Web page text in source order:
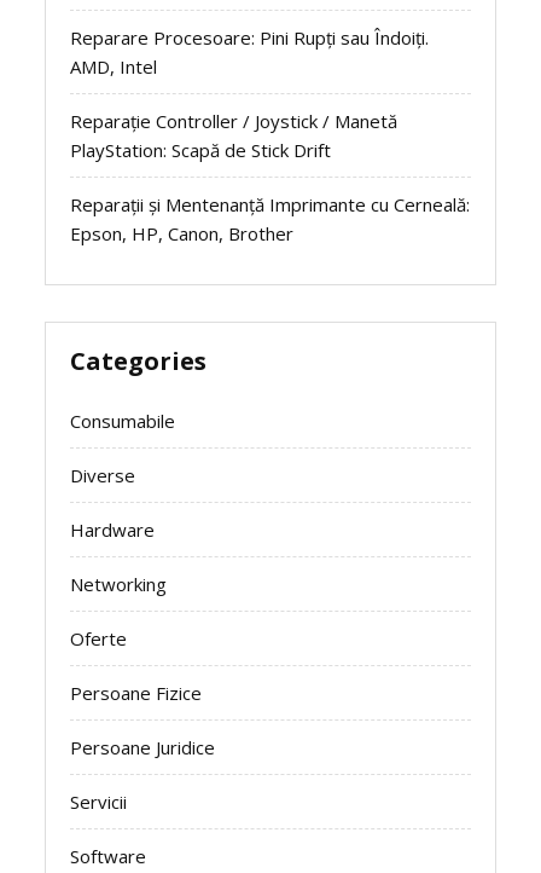
Reparare Procesoare: Pini Rupți sau Îndoiți.
AMD, Intel
Reparație Controller / Joystick / Manetă
PlayStation: Scapă de Stick Drift
Reparații și Mentenanță Imprimante cu Cerneală:
Epson, HP, Canon, Brother
Categories
Consumabile
Diverse
Hardware
Networking
Oferte
Persoane Fizice
Persoane Juridice
Servicii
Software